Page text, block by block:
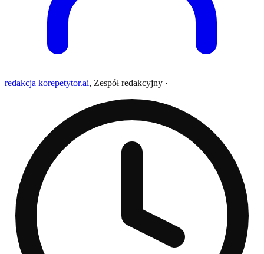
redakcja korepetytor.ai, Zespół redakcyjny ·